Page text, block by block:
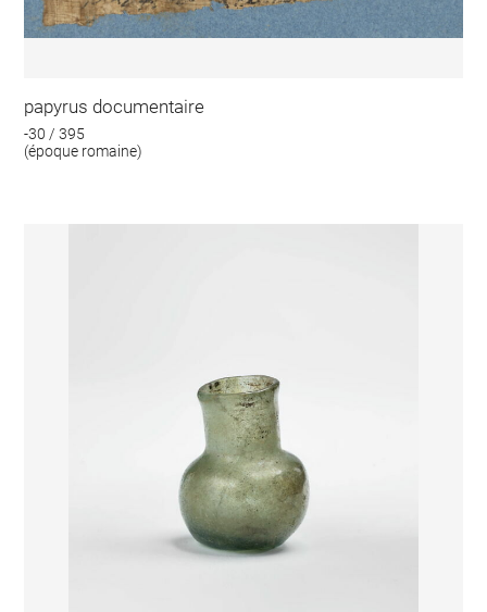
papyrus documentaire
-30 / 395
(époque romaine)